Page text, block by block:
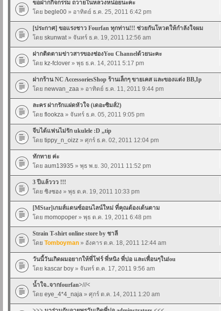
ขอฝากกิจกรรม ถวายในหลวงหน่อยนะคะ
โดย begle00 » อาทิตย์ ธ.ค. 25, 2011 6:42 pm
[ประกาศ] ขอแรงชาว Fourfan ทุกท่าน!!! ช่วยกันโหวตให้กำลังใจผม
โดย skunwat» จันทร์ ธ.ค. 19, 2011 12:56 am
ฝากติดตามข่าวสารของช่องYou Channelด้วยนะคะ
โดย kz-fclover » พุธ ธ.ค. 14, 2011 5:17 pm
ฝากร้าน NC AccessoriesShop ร้านเล็กๆ ขายเคส และของแต่ง BB,Ip
โดย newvan_zaa » อาทิตย์ ธ.ค. 11, 2011 9:44 pm
ละคร ฝากรักแฝดหัวใจ (เดอะซิมส์2)
โดย flookza » จันทร์ ธ.ค. 05, 2011 9:05 pm
จีบได้แฟนไม่รัก ukulele :D ,,tip
โดย tippy_n_oizz » ศุกร์ ธ.ค. 02, 2011 12:04 pm
ทักทาย ค่ะ
โดย aum13935 » พุธ พ.ย. 30, 2011 11:52 pm
3 ปีแล้ววว !!!
โดย ซิงซอง » พุธ ต.ค. 19, 2011 10:33 pm
[MStar]เกมส์แดนซ์ออนไลน์ใหม่ ที่คุณต้องเต้นตาม
โดย momopoper » พุธ ต.ค. 19, 2011 6:48 pm
Strain T-shirt online store by ชาลี
โดย Tomboyman » อังคาร ต.ค. 18, 2011 12:44 am
วันนี้วันเกิดผมอยากให้พี่โฟร์ พี่หนิง พี่ปอ และเพื่อนๆในfou
โดย kascar boy » จันทร์ ต.ค. 17, 2011 9:56 am
น้ำใจ..จากfourfan>///<
โดย eye_4*4_naja » ศุกร์ ต.ค. 14, 2011 1:20 am